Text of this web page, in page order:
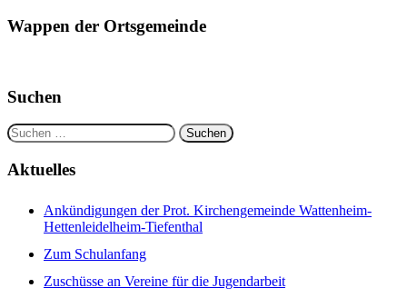
Wappen der Ortsgemeinde
Suchen
Suchen
nach:
Aktuelles
Ankündigungen der Prot. Kirchengemeinde Wattenheim-
Hettenleidelheim-Tiefenthal
Zum Schulanfang
Zuschüsse an Vereine für die Jugendarbeit